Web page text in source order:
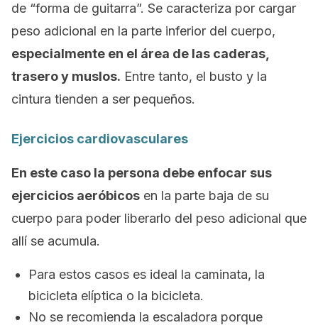
de “forma de guitarra”. Se caracteriza por cargar
peso adicional en la parte inferior del cuerpo,
especialmente en el área de las caderas,
trasero y muslos. Entre tanto, el busto y la
cintura tienden a ser pequeños.
Ejercicios cardiovasculares
En este caso la persona debe enfocar sus
ejercicios aeróbicos en la parte baja de su
cuerpo para poder liberarlo del peso adicional que
allí se acumula.
Para estos casos es ideal la caminata, la
bicicleta elíptica o la bicicleta.
No se recomienda la escaladora porque